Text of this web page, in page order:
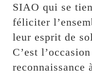
SIAO qui se
féliciter
leur esprit de
C’est
reconnaissance